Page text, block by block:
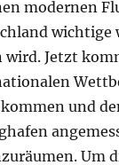
modernen
wird. Jetzt
und
Um